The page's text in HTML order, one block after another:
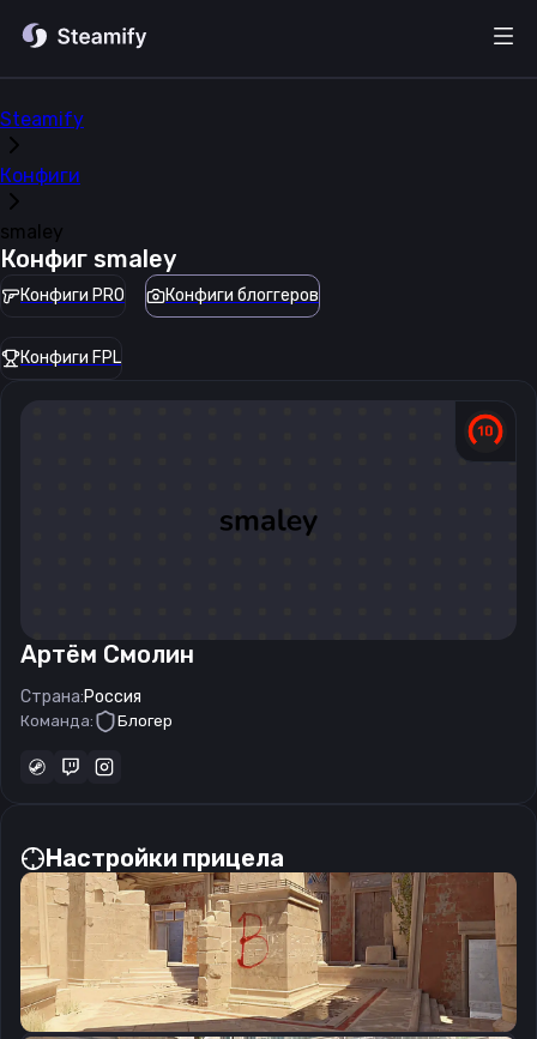
Steamify
Конфиги
smaley
Конфиг smaley
Конфиги PRO Конфиги блоггеров
Конфиги FPL
Артём Смолин
Страна:Россия
Команда: Блогер
Настройки прицела